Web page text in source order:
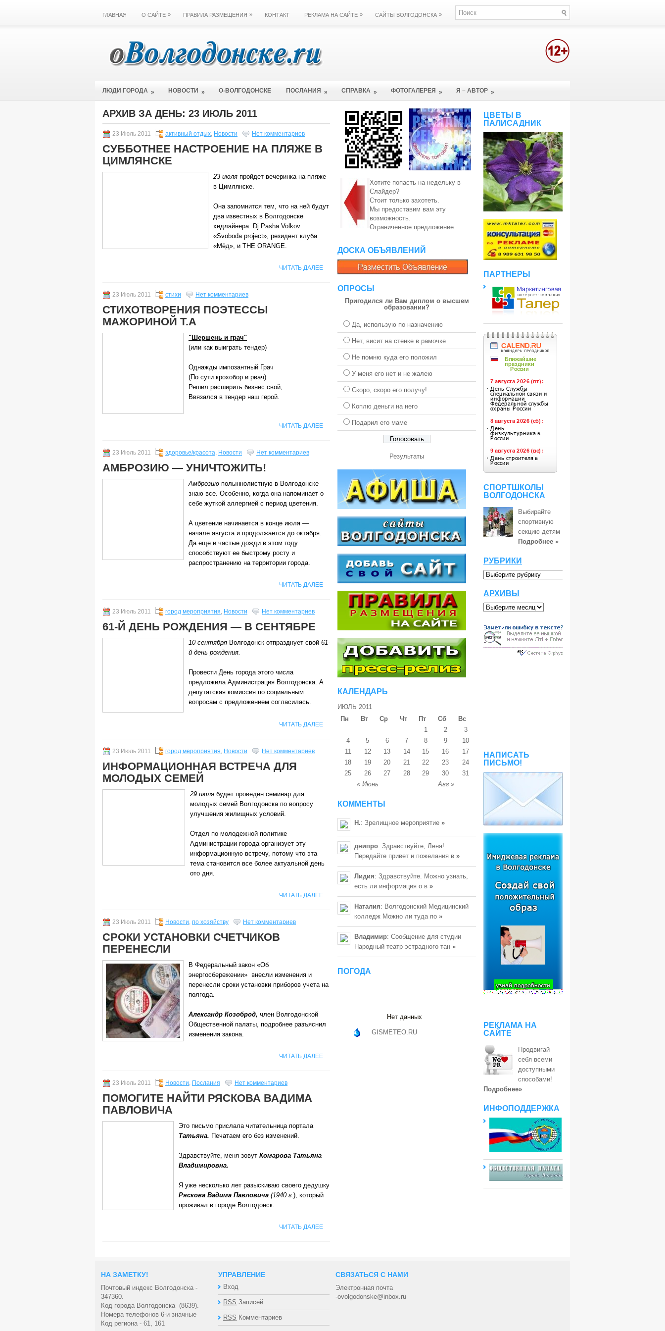
ГЛАВНАЯ О САЙТЕ » ПРАВИЛА РАЗМЕЩЕНИЯ » КОНТАКТ РЕКЛАМА НА САЙТЕ » САЙТЫ ВОЛГОДОНСКА »
ЛЮДИ ГОРОДА » НОВОСТИ » О-ВОЛГОДОНСКЕ ПОСЛАНИЯ » СПРАВКА » ФОТОГАЛЕРЕЯ » Я – АВТОР »
АРХИВ ЗА ДЕНЬ: 23 ИЮЛЬ 2011
23 Июль 2011 активный отдых, Новости Нет комментариев
СУББОТНЕЕ НАСТРОЕНИЕ НА ПЛЯЖЕ В
ЦИМЛЯНСКЕ
23 июля пройдет вечеринка на пляже
в Цимлянске.
Она запомнится тем, что на ней будут
два известных в Волгодонске
хедлайнера. Dj Pasha Volkov
«Svoboda project», резидент клуба
«Мёд», и THE ORANGE.
ЧИТАТЬ ДАЛЕЕ
23 Июль 2011 стихи Нет комментариев
СТИХОТВОРЕНИЯ ПОЭТЕССЫ
МАЖОРИНОЙ Т.А
"Шершень и грач"
(или как выиграть тендер)
Однажды импозантный Грач
(По сути крохобор и рвач)
Решил расширить бизнес свой,
Ввязался в тендер наш герой.
ЧИТАТЬ ДАЛЕЕ
23 Июль 2011 здоровье/красота, Новости Нет комментариев
АМБРОЗИЮ — УНИЧТОЖИТЬ!
Амброзию полыннолистную в Волгодонске
знаю все. Особенно, когда она напоминает о
себе жуткой аллергией с период цветения.
А цветение начинается в конце июля —
начале августа и продолжается до октября.
Да еще и частые дожди в этом году
способствуют ее быстрому росту и
распространению на территории города.
ЧИТАТЬ ДАЛЕЕ
23 Июль 2011 город мероприятия, Новости Нет комментариев
61-Й ДЕНЬ РОЖДЕНИЯ — В СЕНТЯБРЕ
10 сентября Волгодонск отпразднует свой 61-
й день рождения.
Провести День города этого числа
предложила Администрация Волгодонска. А
депутатская комиссия по социальным
вопросам с предложением согласилась.
ЧИТАТЬ ДАЛЕЕ
23 Июль 2011 город мероприятия, Новости Нет комментариев
ИНФОРМАЦИОННАЯ ВСТРЕЧА ДЛЯ
МОЛОДЫХ СЕМЕЙ
29 июля будет проведен семинар для
молодых семей Волгодонска по вопросу
улучшения жилищных условий.
Отдел по молодежной политике
Администрации города организует эту
информационную встречу, потому что эта
тема становится все более актуальной день
ото дня.
ЧИТАТЬ ДАЛЕЕ
23 Июль 2011 Новости, по хозяйству Нет комментариев
СРОКИ УСТАНОВКИ СЧЕТЧИКОВ
ПЕРЕНЕСЛИ
В Федеральный закон «Об
энергосбережении» внесли изменения и
перенесли сроки установки приборов учета на
полгода.
Александр Козоброд, член Волгодонской
Общественной палаты, подробнее разъяснил
изменения закона.
ЧИТАТЬ ДАЛЕЕ
23 Июль 2011 Новости, Послания Нет комментариев
ПОМОГИТЕ НАЙТИ РЯСКОВА ВАДИМА
ПАВЛОВИЧА
Это письмо прислала читательница портала
Татьяна. Печатаем его без изменений.
Здравствуйте, меня зовут Комарова Татьяна
Владимировна.
Я уже несколько лет разыскиваю своего дедушку
Ряскова Вадима Павловича (1940 г.), который
проживал в городе Волгодонск.
ЧИТАТЬ ДАЛЕЕ
Хотите попасть на недельку в
Слайдер?
Стоит только захотеть.
Мы предоставим вам эту
возможность.
Ограниченное предложение.
ДОСКА ОБЪЯВЛЕНИЙ
ОПРОСЫ
Пригодился ли Вам диплом о высшем
образовании?
Да, использую по назначению
Нет, висит на стенке в рамочке
Не помню куда его положил
У меня его нет и не жалею
Скоро, скоро его получу!
Коплю деньги на него
Подарил его маме
Результаты
КАЛЕНДАРЬ
ИЮЛЬ 2011
Пн
Вт Ср Чт Пт Сб Вс
« Июнь Авг »
1 2
3
4
5 6 7 8 9
10
11
12 13 14 15 16
17
18
19 20 21 22 23
24
25
26 27 28 29 30 31
КОММЕНТЫ
Н.: Зрелищное мероприятие »
днипро: Здравствуйте, Лена!
Передайте привет и пожелания в »
Лидия: Здравствуйте. Можно узнать,
есть ли информация о в »
Наталия: Волгодонский Медицинский
колледж Можно ли туда по »
Владимир: Сообщение для студии
Народный театр эстрадного тан »
ПОГОДА
Нет данных
GISMETEO.RU
ЦВЕТЫ В
ПАЛИСАДНИК
ПАРТНЕРЫ
СПОРТШКОЛЫ
ВОЛГОДОНСКА
Выбирайте
спортивную
секцию детям
Подробнее »
РУБРИКИ
АРХИВЫ
НАПИСАТЬ
ПИСЬМО!
РЕКЛАМА НА
САЙТЕ
Продвигай
себя всеми
доступными
способами!
Подробнее»
ИНФОПОДДЕРЖКА
НА ЗАМЕТКУ!
Почтовый индекс Волгодонска -
347360.
Код города Волгодонска -(8639).
Номера телефонов 6-и значные
Код региона - 61, 161
УПРАВЛЕНИЕ
Вход
RSS Записей
RSS Комментариев
СВЯЗАТЬСЯ С НАМИ
Электронная почта
-ovolgodonske@inbox.ru